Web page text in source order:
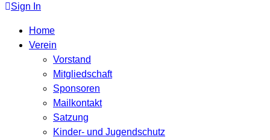
Sign In
Home
Verein
Vorstand
Mitgliedschaft
Sponsoren
Mailkontakt
Satzung
Kinder- und Jugendschutz